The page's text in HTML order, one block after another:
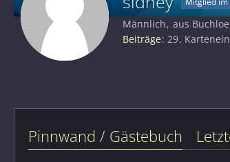
Männlich aus Buchloe
Beiträge 29
Pinnwand / Gästebuch